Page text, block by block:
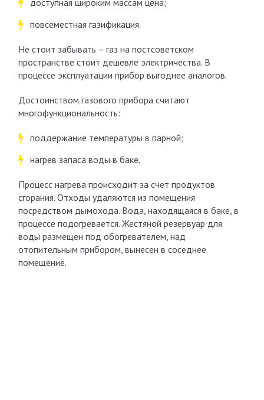
доступная широким массам цена;
повсеместная газификация.
Не стоит забывать – газ на постсоветском
пространстве стоит дешевле электричества. В
процессе эксплуатации прибор выгоднее аналогов.
Достоинством газового прибора считают
многофункциональность:
поддержание температуры в парной;
нагрев запаса воды в баке.
Процесс нагрева происходит за счет продуктов
сгорания. Отходы удаляются из помещения
посредством дымохода. Вода, находящаяся в баке, в
процессе подогревается. Жестяной резервуар для
воды размещен под обогревателем, над
отопительным прибором, вынесен в соседнее
помещение.